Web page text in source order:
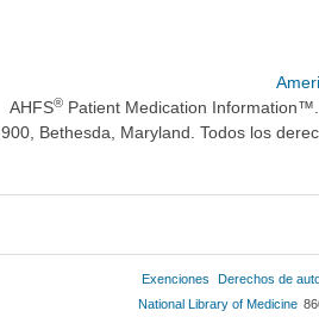
AHFS® Patient Medication
900, Bethesda, Maryland. Todos los
Exenciones Derechos de
National Library of Medicine